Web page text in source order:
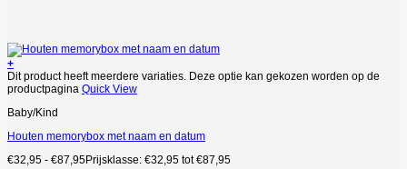
+
Dit product heeft meerdere variaties. Deze optie kan gekozen worden op de
productpagina Quick View
Baby/Kind
Houten memorybox met naam en datum
€32,95 - €87,95Prijsklasse: €32,95 tot €87,95